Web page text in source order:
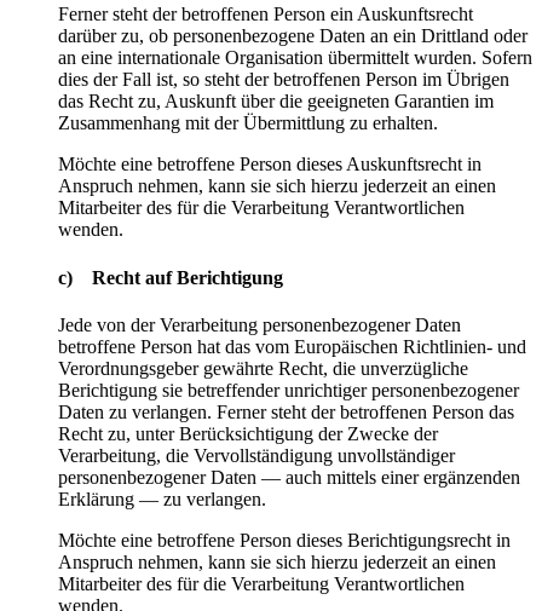
Ferner steht der betroffenen Person ein Auskunftsrecht
darüber zu, ob personenbezogene Daten an ein Drittland oder
an eine internationale Organisation übermittelt wurden. Sofern
dies der Fall ist, so steht der betroffenen Person im Übrigen
das Recht zu, Auskunft über die geeigneten Garantien im
Zusammenhang mit der Übermittlung zu erhalten.
Möchte eine betroffene Person dieses Auskunftsrecht in
Anspruch nehmen, kann sie sich hierzu jederzeit an einen
Mitarbeiter des für die Verarbeitung Verantwortlichen
wenden.
c) Recht auf Berichtigung
Jede von der Verarbeitung personenbezogener Daten
betroffene Person hat das vom Europäischen Richtlinien- und
Verordnungsgeber gewährte Recht, die unverzügliche
Berichtigung sie betreffender unrichtiger personenbezogener
Daten zu verlangen. Ferner steht der betroffenen Person das
Recht zu, unter Berücksichtigung der Zwecke der
Verarbeitung, die Vervollständigung unvollständiger
personenbezogener Daten — auch mittels einer ergänzenden
Erklärung — zu verlangen.
Möchte eine betroffene Person dieses Berichtigungsrecht in
Anspruch nehmen, kann sie sich hierzu jederzeit an einen
Mitarbeiter des für die Verarbeitung Verantwortlichen
wenden.